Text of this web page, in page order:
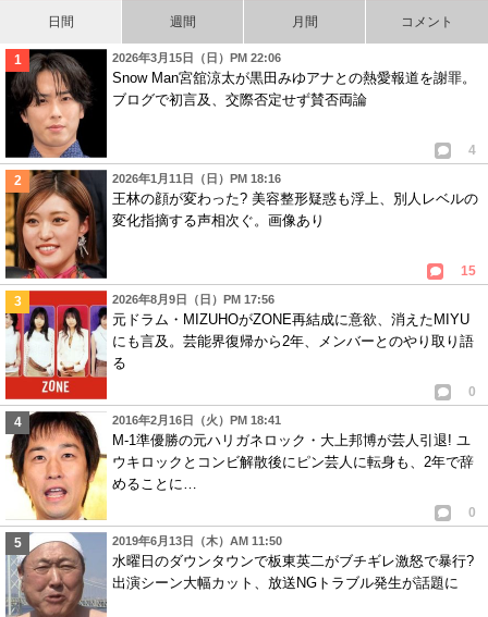
日間 週間 月間 コメント
2026年3月15日（日）PM 22:06
Snow Man宮舘涼太が黒田みゆアナとの熱愛報道を謝罪。
ブログで初言及、交際否定せず賛否両論
4
2026年1月11日（日）PM 18:16
王林の顔が変わった? 美容整形疑惑も浮上、別人レベルの
変化指摘する声相次ぐ。画像あり
15
2026年8月9日（日）PM 17:56
元ドラム・MIZUHOがZONE再結成に意欲、消えたMIYU
にも言及。芸能界復帰から2年、メンバーとのやり取り語
る
0
2016年2月16日（火）PM 18:41
M-1準優勝の元ハリガネロック・大上邦博が芸人引退! ユ
ウキロックとコンビ解散後にピン芸人に転身も、2年で辞
めることに…
0
2019年6月13日（木）AM 11:50
水曜日のダウンタウンで板東英二がブチギレ激怒で暴行?
出演シーン大幅カット、放送NGトラブル発生が話題に